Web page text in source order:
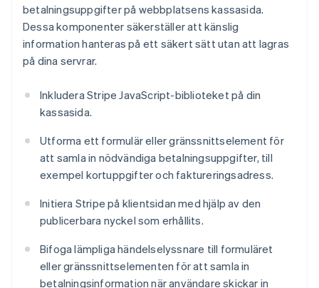
betalningsuppgifter på webbplatsens kassasida.
Dessa komponenter säkerställer att känslig
information hanteras på ett säkert sätt utan att lagras
på dina servrar.
Inkludera Stripe JavaScript-biblioteket på din
kassasida.
Utforma ett formulär eller gränssnittselement för
att samla in nödvändiga betalningsuppgifter, till
exempel kortuppgifter och faktureringsadress.
Initiera Stripe på klientsidan med hjälp av den
publicerbara nyckel som erhållits.
Bifoga lämpliga händelselyssnare till formuläret
eller gränssnittselementen för att samla in
betalningsinformation när användare skickar in